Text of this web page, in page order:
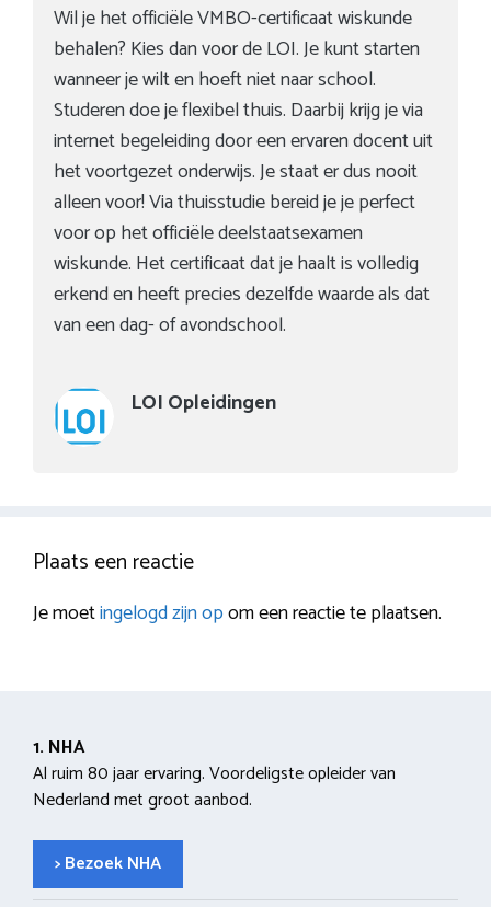
Wil je het officiële VMBO-certificaat wiskunde
behalen? Kies dan voor de LOI. Je kunt starten
wanneer je wilt en hoeft niet naar school.
Studeren doe je flexibel thuis. Daarbij krijg je via
internet begeleiding door een ervaren docent uit
het voortgezet onderwijs. Je staat er dus nooit
alleen voor! Via thuisstudie bereid je je perfect
voor op het officiële deelstaatsexamen
wiskunde. Het certificaat dat je haalt is volledig
erkend en heeft precies dezelfde waarde als dat
van een dag- of avondschool.
LOI Opleidingen
Plaats een reactie
Je moetingelogd zijn opom een reactie te plaatsen.
1. NHA
Al ruim 80 jaar ervaring. Voordeligste opleider van
Nederland met groot aanbod.
> Bezoek NHA